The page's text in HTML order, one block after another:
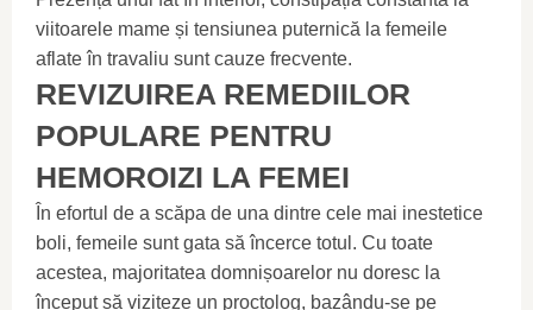
viitoarele mame și tensiunea puternică la femeile
aflate în travaliu sunt cauze frecvente.
REVIZUIREA REMEDIILOR
POPULARE PENTRU
HEMOROIZI LA FEMEI
În efortul de a scăpa de una dintre cele mai inestetice
boli, femeile sunt gata să încerce totul. Cu toate
acestea, majoritatea domnișoarelor nu doresc la
început să viziteze un proctolog, bazându-se pe